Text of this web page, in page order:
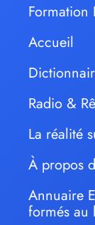
Formation
Accueil
Radio &
La réalité
À propos
Annuaire
formés au